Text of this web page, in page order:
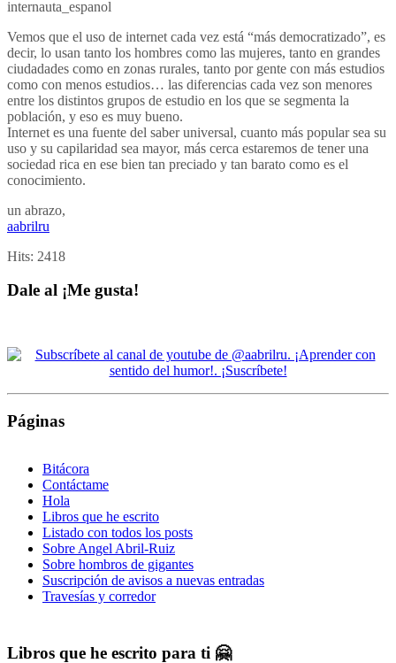
internauta_espanol
Vemos que el uso de internet cada vez está “más democratizado”, es
decir, lo usan tanto los hombres como las mujeres, tanto en grandes
ciudadades como en zonas rurales, tanto por gente con más estudios
como con menos estudios… las diferencias cada vez son menores
entre los distintos grupos de estudio en los que se segmenta la
población, y eso es muy bueno.
Internet es una fuente del saber universal, cuanto más popular sea su
uso y su capilaridad sea mayor, más cerca estaremos de tener una
sociedad rica en ese bien tan preciado y tan barato como es el
conocimiento.
un abrazo,
aabrilru
Hits: 2418
Dale al ¡Me gusta!
Páginas
Bitácora
Contáctame
Hola
Libros que he escrito
Listado con todos los posts
Sobre Angel Abril-Ruiz
Sobre hombros de gigantes
Suscripción de avisos a nuevas entradas
Travesías y corredor
Libros que he escrito para ti 🤗